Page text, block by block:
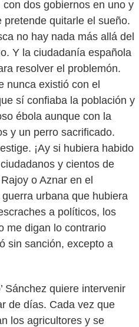
dos gobiernos en uno y
quitarle el sueño.
no hay nada más allá del
Y la ciudadanía española
resolver el problemón.
nunca existió con el
sí confiaba la población y
ébola aunque con la
y un perro sacrificado.
¡Ay si hubiera habido
y cientos de
o Aznar en el
urbana que hubiera
a políticos, los
me digan lo contrario
sin sanción, excepto a
Sánchez quiere intervenir
de días. Cada vez que
los agricultores y se